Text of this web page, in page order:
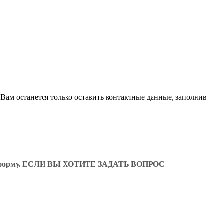
останется только оставить контактные данные, заполнив
форму. ЕСЛИ ВЫ ХОТИТЕ ЗАДАТЬ ВОПРОС